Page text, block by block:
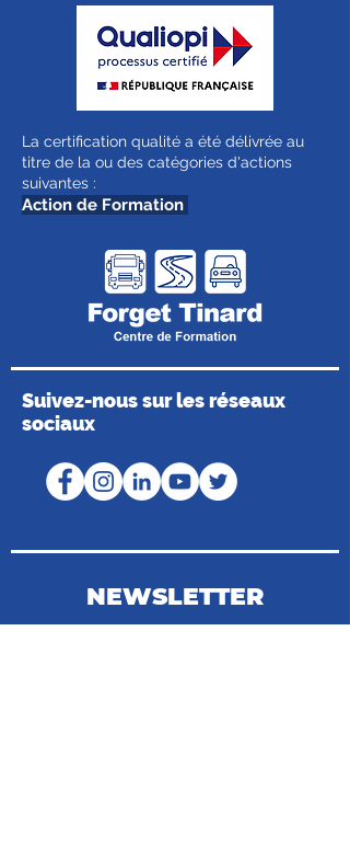
La certification qualité a été délivrée au
titre de la ou des catégories d'actions
suivantes :
Action de Formation
Suivez-nous sur les réseaux
sociaux
NEWSLETTER